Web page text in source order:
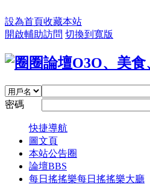
設為首頁收藏本站
開啟輔助訪問 切換到寬版
密碼
快捷導航
圖文頁
本站公告圈
論壇BBS
每日搖搖樂每日搖搖樂大廳